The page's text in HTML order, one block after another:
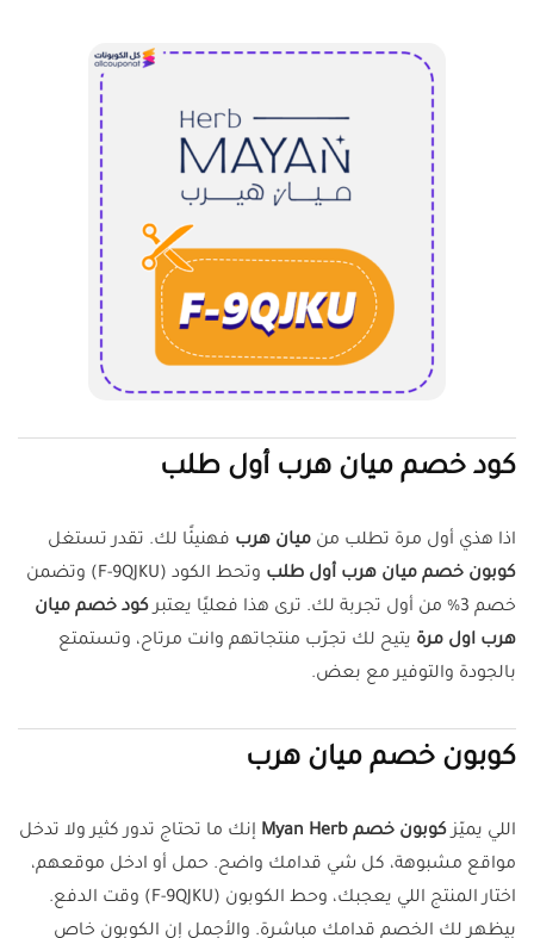
كود خصم ميان هرب أول طلب
اذا هذي أول مرة تطلب من ميان هرب فهنيئًا لك. تقدر تستغل
كوبون خصم ميان هرب أول طلب
وتحط الكود (F-9QJKU) وتضمن
خصم 3% من أول تجربة لك. ترى هذا فعليًا يعتبر
كود خصم ميان
هرب اول مرة يتيح لك تجرّب منتجاتهم وانت مرتاح، وتستمتع
بالجودة والتوفير مع بعض.
كوبون خصم ميان هرب
اللي يميّزكوبون خصم Myan Herb
إنك ما تحتاج تدور كثير ولا تدخل
مواقع مشبوهة، كل شي قدامك واضح. حمل أو ادخل موقعهم،
اختار المنتج اللي يعجبك، وحط الكوبون (F-9QJKU) وقت الدفع.
بيظهر لك الخصم قدامك مباشرة. والأجمل إن الكوبون خاص